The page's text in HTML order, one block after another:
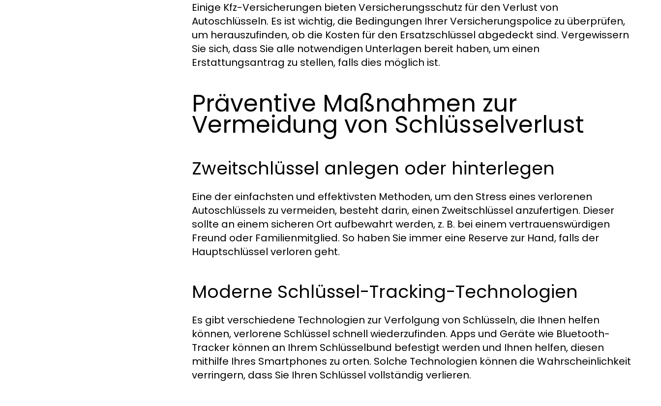
Einige Kfz-Versicherungen bieten Versicherungsschutz für den Verlust von
Autoschlüsseln. Es ist wichtig, die Bedingungen Ihrer Versicherungspolice zu überprüfen,
um herauszufinden, ob die Kosten für den Ersatzschlüssel abgedeckt sind. Vergewissern
Sie sich, dass Sie alle notwendigen Unterlagen bereit haben, um einen
Erstattungsantrag zu stellen, falls dies möglich ist.
Präventive Maßnahmen zur
Vermeidung von Schlüsselverlust
Zweitschlüssel anlegen oder hinterlegen
Eine der einfachsten und effektivsten Methoden, um den Stress eines verlorenen
Autoschlüssels zu vermeiden, besteht darin, einen Zweitschlüssel anzufertigen. Dieser
sollte an einem sicheren Ort aufbewahrt werden, z. B. bei einem vertrauenswürdigen
Freund oder Familienmitglied. So haben Sie immer eine Reserve zur Hand, falls der
Hauptschlüssel verloren geht.
Moderne Schlüssel-Tracking-Technologien
Es gibt verschiedene Technologien zur Verfolgung von Schlüsseln, die Ihnen helfen
können, verlorene Schlüssel schnell wiederzufinden. Apps und Geräte wie Bluetooth-
Tracker können an Ihrem Schlüsselbund befestigt werden und Ihnen helfen, diesen
mithilfe Ihres Smartphones zu orten. Solche Technologien können die Wahrscheinlichkeit
verringern, dass Sie Ihren Schlüssel vollständig verlieren.